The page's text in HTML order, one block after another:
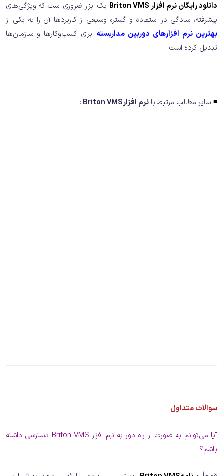
دانلود رایگان نرم افزار ‏Briton VMS
‏ یک ابزار ضروری است که ویژگی‌های
پیشرفته، سادگی در استفاده و گستره وسیعی از کاربردها آن را به یکی از
بهترین نرم افزارهای دوربین مداربسته برای کسب‌وکارها و سازمان‌ها
تبدیل کرده است.
◾️ سایر مطالب مرتبط با نرم افزارBriton VMS :
سوالات متداول
آیا می‌توانم به صورت از راه دور به نرم افزار Briton VMS دسترسی داشته
باشم؟